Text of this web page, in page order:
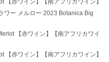
赤ワイン】【南アフリカワイン】
ワー メルロー 2023 Botanica Big
【赤ワイン】【南アフリカワイ
赤ワイン】【南アフリカワイン】